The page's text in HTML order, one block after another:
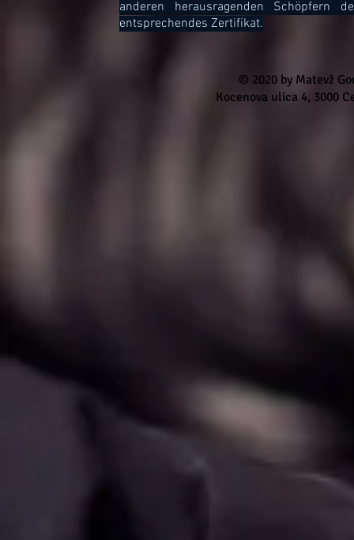
anderen herausragenden
entsprechendes Zertifikat.
© 2020 by Matevž
Kocenova ulica 4, 3000